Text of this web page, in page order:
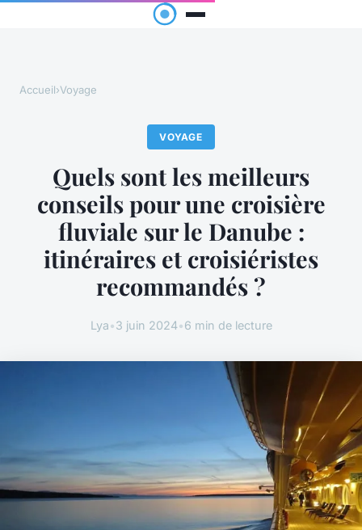
Accueil›Voyage
VOYAGE
Quels sont les meilleurs
conseils pour une croisière
fluviale sur le Danube :
itinéraires et croisiéristes
recommandés ?
Lya•3 juin 2024•6 min de lecture